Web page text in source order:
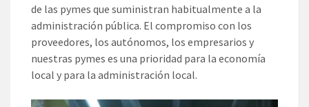
de las pymes que suministran habitualmente a la
administración pública. El compromiso con los
proveedores, los autónomos, los empresarios y
nuestras pymes es una prioridad para la economía
local y para la administración local.